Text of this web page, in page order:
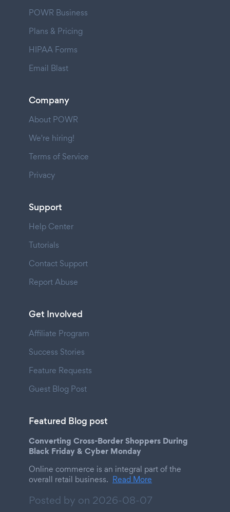
POWR Business
Plans & Pricing
HIPAA Forms
Email Blast
Company
About POWR
We're hiring!
Terms of Service
Privacy
Support
Help Center
Tutorials
Contact Support
Report Abuse
Get Involved
Affiliate Program
Success Stories
Feature Requests
Guest Blog Post
Featured Blog post
Converting Cross-Border Shoppers During
Black Friday & Cyber Monday
Online commerce is an integral part of the
overall retail business. Read More
Posted by on 2026-08-07